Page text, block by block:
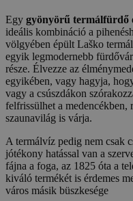
Egy gyönyörű termálfürdő
ideális kombináció a
völgyében épült Laško
egyik legmodernebb
része. Élvezze az
egyikében, vagy hagyja,
vagy a csúszdákon
felfrissülhet a medencékben,
szaunavilág is várja.
A termálvíz pedig nem csak
jótékony hatással van a
fájna a foga, az 1825 óta a
kiváló termékét is érdemes
város másik büszkesége